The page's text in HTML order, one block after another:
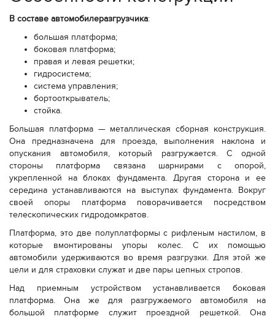
В составе автомобилеразгрузчика:
большая платформа;
боковая платформа;
правая и левая решетки;
гидросистема;
система управления;
бортооткрыватель;
стойка.
Большая платформа — металлическая сборная конструкция.
Она предназначена для проезда, выполнения наклона и
опускания автомобиля, который разгружается. С одной
стороны платформа связана шарнирами с опорой,
укрепленной на блоках фундамента. Другая сторона и ее
середина устанавливаются на выступах фундамента. Вокруг
своей опоры платформа поворачивается посредством
телескопических гидродомкратов.
Платформа, это две полуплатформы с рифленым настилом, в
которые вмонтированы упоры колес. С их помощью
автомобили удерживаются во время разгрузки. Для этой же
цели и для страховки служат и две пары цепных стропов.
Над приемным устройством устанавливается боковая
платформа. Она же для разгружаемого автомобиля на
большой платформе служит проездной решеткой. Она